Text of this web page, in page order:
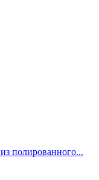
полированного...